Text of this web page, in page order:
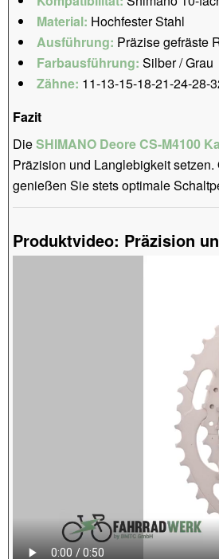
Material: Hochfester Stahl
Ausführung: Präzise gefräste
Farbausführung: Silber / Grau
Zähne: 11-13-15-18-21-24-28-
Fazit
DieSHIMANO Deore CS-M4100
Präzision und Langlebigkeit
genießen Sie stets optimale
Produktvideo: Präzision